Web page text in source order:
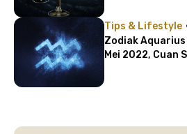
Tips & Lifestyle
Zodiak Aquarius
Mei 2022, Cuan